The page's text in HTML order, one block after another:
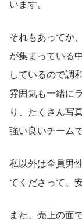
います。
それもあってか
が集まっている
しているので調
雰囲気も一緒に
り、たくさん写
強い良いチームで
私以外は全員男
てくださって、
また、売上の面